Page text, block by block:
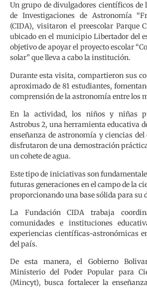
Un grupo de divulgadores científicos de
de Investigaciones de Astronomía
(CIDA), visitaron el preescolar Parque
ubicado en el municipio Libertador del
objetivo de apoyar el proyecto escolar
solar” que lleva a cabo la institución.
Durante esta visita, compartieron sus
aproximado de 81 estudiantes,
comprensión de la astronomía entre los
En la actividad, los niños y niñas
Astrobus 2, una herramienta educativa
enseñanza de astronomía y ciencias
disfrutaron de una demostración
un cohete de agua.
Este tipo de iniciativas son
futuras generaciones en el campo de la
proporcionando una base sólida para su
La Fundación CIDA trabaja
comunidades e instituciones
experiencias científicas-astronómicas
del país.
De esta manera, el Gobierno
Ministerio del Poder Popular para
(Mincyt), busca fortalecer la